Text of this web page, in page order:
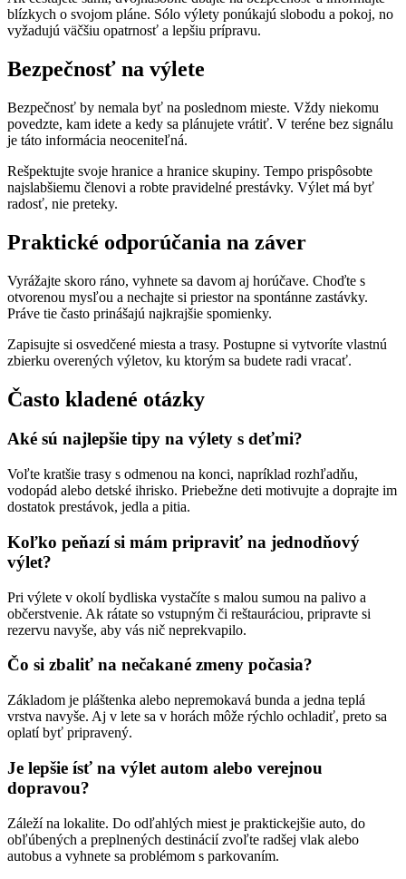
blízkych o svojom pláne. Sólo výlety ponúkajú slobodu a pokoj, no
vyžadujú väčšiu opatrnosť a lepšiu prípravu.
Bezpečnosť na výlete
Bezpečnosť by nemala byť na poslednom mieste. Vždy niekomu
povedzte, kam idete a kedy sa plánujete vrátiť. V teréne bez signálu
je táto informácia neoceniteľná.
Rešpektujte svoje hranice a hranice skupiny. Tempo prispôsobte
najslabšiemu členovi a robte pravidelné prestávky. Výlet má byť
radosť, nie preteky.
Praktické odporúčania na záver
Vyrážajte skoro ráno, vyhnete sa davom aj horúčave. Choďte s
otvorenou mysľou a nechajte si priestor na spontánne zastávky.
Práve tie často prinášajú najkrajšie spomienky.
Zapisujte si osvedčené miesta a trasy. Postupne si vytvoríte vlastnú
zbierku overených výletov, ku ktorým sa budete radi vracať.
Často kladené otázky
Aké sú najlepšie tipy na výlety s deťmi?
Voľte kratšie trasy s odmenou na konci, napríklad rozhľadňu,
vodopád alebo detské ihrisko. Priebežne deti motivujte a doprajte im
dostatok prestávok, jedla a pitia.
Koľko peňazí si mám pripraviť na jednodňový
výlet?
Pri výlete v okolí bydliska vystačíte s malou sumou na palivo a
občerstvenie. Ak rátate so vstupným či reštauráciou, pripravte si
rezervu navyše, aby vás nič neprekvapilo.
Čo si zbaliť na nečakané zmeny počasia?
Základom je pláštenka alebo nepremokavá bunda a jedna teplá
vrstva navyše. Aj v lete sa v horách môže rýchlo ochladiť, preto sa
oplatí byť pripravený.
Je lepšie ísť na výlet autom alebo verejnou
dopravou?
Záleží na lokalite. Do odľahlých miest je praktickejšie auto, do
obľúbených a preplnených destinácií zvoľte radšej vlak alebo
autobus a vyhnete sa problémom s parkovaním.